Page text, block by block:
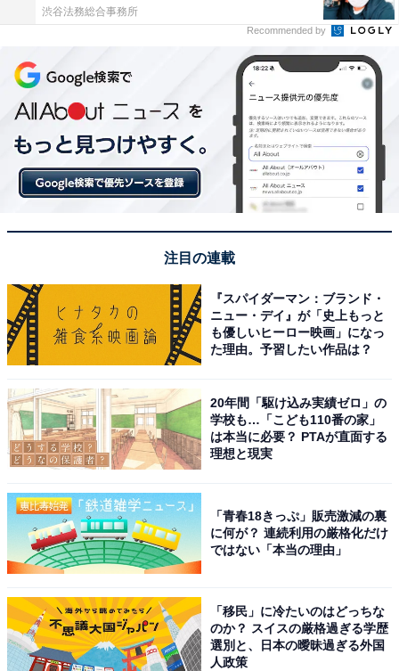
渋谷法務総合事務所
Recommended by
注目の連載
『スパイダーマン：ブランド・
ニュー・デイ』が「史上もっと
も優しいヒーロー映画」になっ
た理由。予習したい作品は？
20年間「駆け込み実績ゼロ」の
学校も…「こども110番の家」
は本当に必要？ PTAが直面する
理想と現実
「青春18きっぷ」販売激減の裏
に何が？ 連続利用の厳格化だけ
ではない「本当の理由」
「移民」に冷たいのはどっちな
のか？ スイスの厳格過ぎる学歴
選別と、日本の曖昧過ぎる外国
人政策